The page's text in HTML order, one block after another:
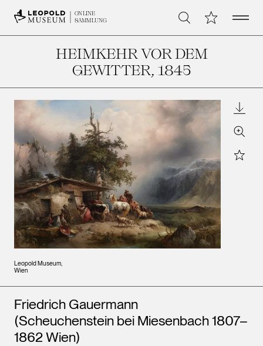
ONLINE
SAMMLUNG
Suche Meine Open
HEIMKEHR VOR DEM
GEWITTER, 1845
Leopold Museum,
Wien
Zoom
Star
Künstler*innen
Friedrich Gauermann
(Scheuchenstein bei Miesenbach 1807–
1862 Wien)